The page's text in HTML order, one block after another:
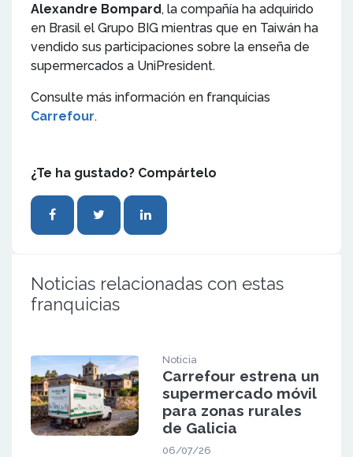
Alexandre Bompard, la compañía ha adquirido
en Brasil el Grupo BIG mientras que en Taiwán ha
vendido sus participaciones sobre la enseña de
supermercados a UniPresident.
Consulte más información en franquicias
Carrefour.
¿Te ha gustado? Compártelo
Noticias relacionadas con estas
franquicias
Noticia
Carrefour estrena un
supermercado móvil
para zonas rurales
de Galicia
06/07/26